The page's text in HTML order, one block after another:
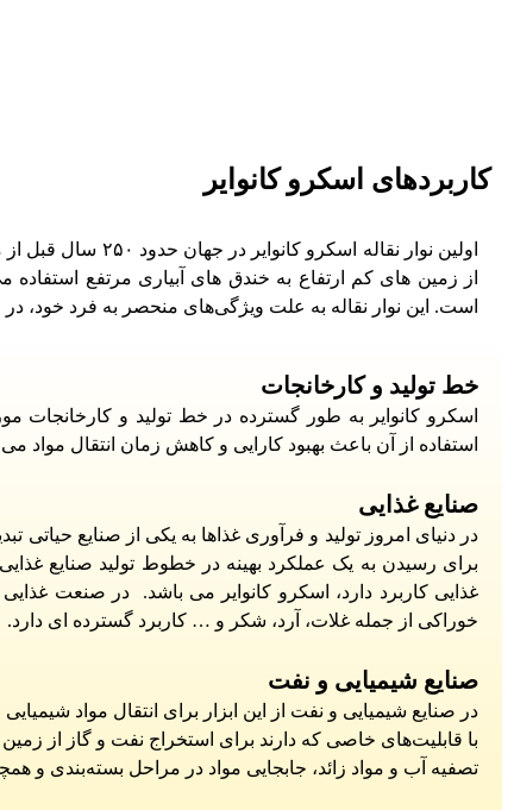
کاربردهای اسکرو کانوایر
اولین نوار
از زمین های کم ارتفاع به خندق های آبیاری مرتفع
است. این نوار نقاله به علت ویژگی‌های منحصر به فرد خود،
خط تولید و کارخانجات
اسکرو کانوایر به طور گسترده در خط تولید و کارخانجات
استفاده از آن باعث بهبود کارایی و کاهش زمان انتقال مواد
صنایع غذایی
در دنیای امروز تولید و فرآوری غذاها به یکی از صنایع
برای رسیدن به یک عملکرد بهینه در خطوط تولید صنایع
غذایی کاربرد دارد، اسکرو کانوایر می باشد. در صنعت
خوراکی از جمله غلات، آرد، شکر و … کاربرد گسترده ای دارد.
صنایع شیمیایی و نفت
در صنایع شیمیایی و نفت از این ابزار برای انتقال مواد
با قابلیت‌های خاصی که دارند برای استخراج نفت و گاز از
تصفیه آب و مواد زائد، جابجایی مواد در مراحل بسته‌بندی و